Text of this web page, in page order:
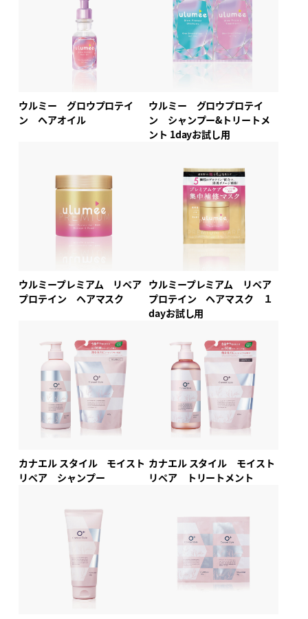
ウルミー グロウプロテイ
ン ヘアオイル
ウルミー グロウプロテイ
ン シャンプー&トリートメ
ント 1dayお試し用
ウルミープレミアム リペア
プロテイン ヘアマスク
ウルミープレミアム リペア
プロテイン ヘアマスク １
dayお試し用
カナエル スタイル モイスト
リペア シャンプー
カナエル スタイル モイスト
リペア トリートメント